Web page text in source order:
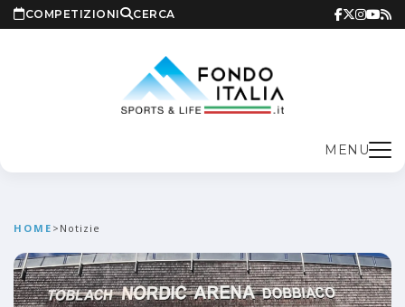
COMPETIZIONI CERCA
MENU
HOME > Notizie